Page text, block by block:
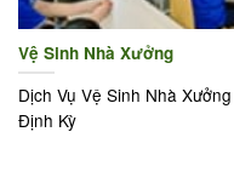
Vệ Sinh Nhà Xưởng
Dịch Vụ Vệ Sinh Nhà
Định Kỳ